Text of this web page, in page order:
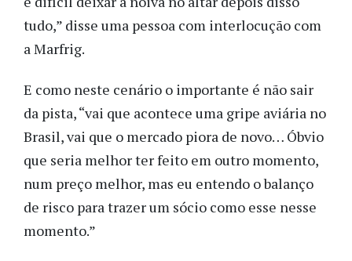
tudo,” disse uma pessoa com interlocução com
a Marfrig.
E como neste cenário o importante é não sair
da pista, “vai que acontece uma gripe aviária no
Brasil, vai que o mercado piora de novo… Óbvio
que seria melhor ter feito em outro momento,
num preço melhor, mas eu entendo o balanço
de risco para trazer um sócio como esse nesse
momento.”